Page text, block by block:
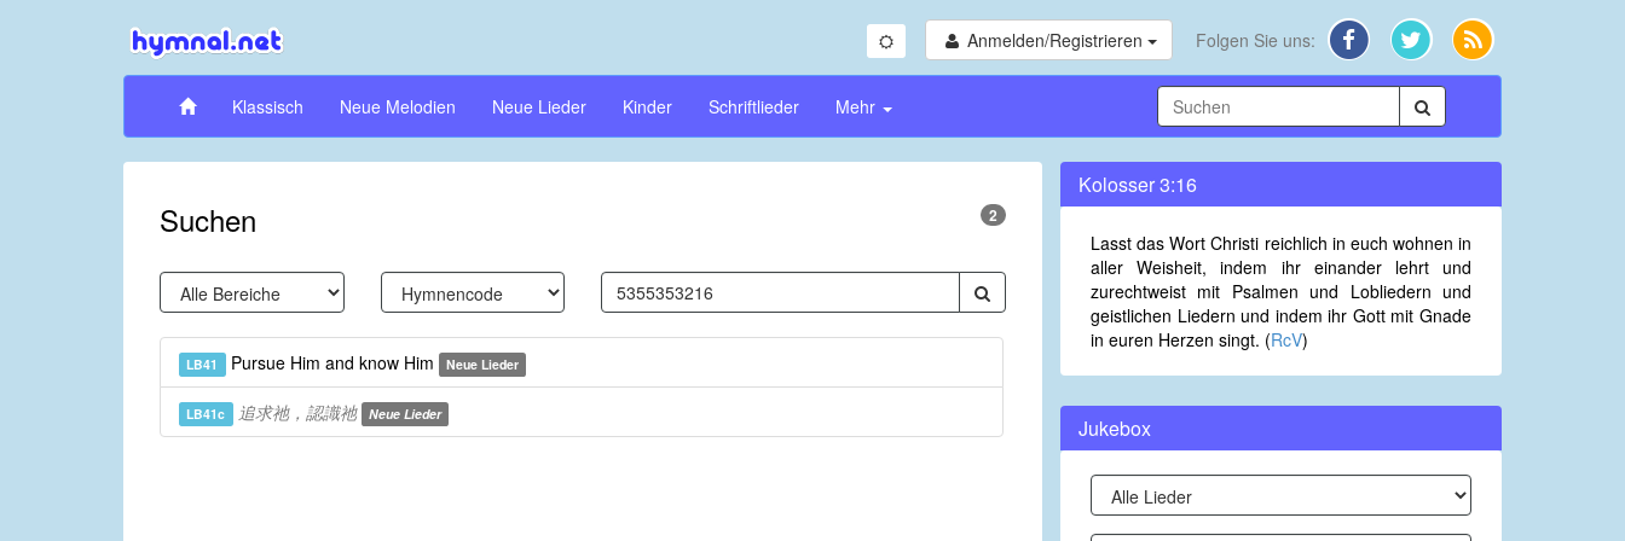
Anmelden/Registrieren Folgen Sie uns:
Klassisch Neue Melodien Neue Lieder Kinder Schriftlieder Mehr
Suchen 2
LB41 Pursue Him and know Him Neue Lieder
LB41c 追求祂，認識祂 Neue Lieder
Kolosser 3:16
Lasst das Wort Christi reichlich in euch wohnen in
aller Weisheit, indem ihr einander lehrt und
zurechtweist mit Psalmen und Lobliedern und
geistlichen Liedern und indem ihr Gott mit Gnade
in euren Herzen singt. (RcV)
Jukebox